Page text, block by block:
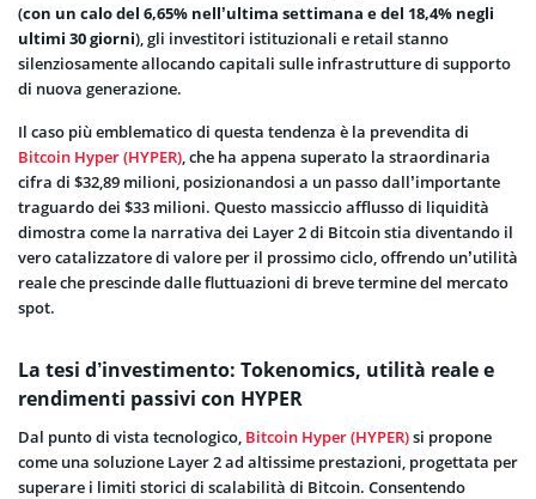
(con un calo del 6,65% nell’ultima settimana e del 18,4% negli
ultimi 30 giorni), gli investitori istituzionali e retail stanno
silenziosamente allocando capitali sulle infrastrutture di supporto
di nuova generazione.
Il caso più emblematico di questa tendenza è la prevendita di
Bitcoin Hyper (HYPER), che ha appena superato la straordinaria
cifra di $32,89 milioni, posizionandosi a un passo dall’importante
traguardo dei $33 milioni. Questo massiccio afflusso di liquidità
dimostra come la narrativa dei Layer 2 di Bitcoin stia diventando il
vero catalizzatore di valore per il prossimo ciclo, offrendo un’utilità
reale che prescinde dalle fluttuazioni di breve termine del mercato
spot.
La tesi d’investimento: Tokenomics, utilità reale e
rendimenti passivi con HYPER
Dal punto di vista tecnologico, Bitcoin Hyper (HYPER)si propone
come una soluzione Layer 2 ad altissime prestazioni, progettata per
superare i limiti storici di scalabilità di Bitcoin. Consentendo